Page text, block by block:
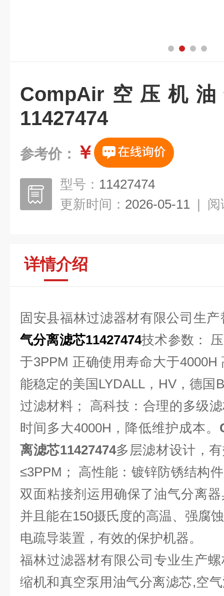
CompAir空压机
11427474
参考价： ￥
型号： 11427474
更新时间： 2026-05-11 | 阅
详情介绍
固安县福林过滤器材有限公司生产
气分离滤芯11427474技术参数：
于3PPM 正确使用寿命大于
能稳定的美国LYDALL，HV，德国
过滤材料； 高科技：合理的多级
时间多大4000H，降低维护成本。
离滤芯11427474多层滤材设计，
≤3PPM； 高性能：镀锌防锈结构
双面粘接剂运用确保了油气分离
并且能在150摄氏度的高温、强腐
电疏导装置，有效的保护机器。
福林过滤器材有限公司专业生产
缩机和真空泵用油气分离滤芯,空